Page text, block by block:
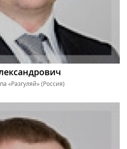
«Разгуляй» (Россия)